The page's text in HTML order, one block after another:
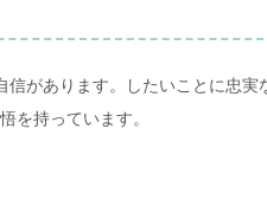
があります。したいことに忠
を持っています。